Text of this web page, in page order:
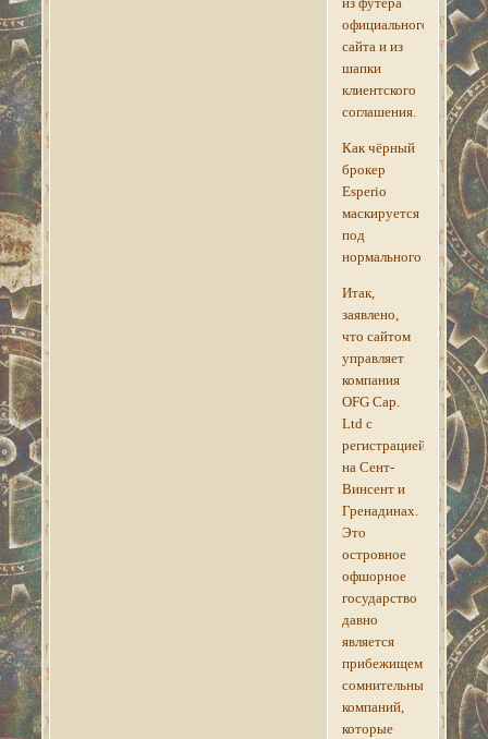
официального
сайта и из
шапки
клиентского
соглашения.
Как чёрный
брокер
Esperio
маскируется
под
нормального
Итак,
заявлено,
что сайтом
управляет
компания
OFG Cap.
Ltd с
регистрацией
на Сент-
Винсент и
Гренадинах.
Это
островное
офшорное
государство
давно
является
прибежищем
сомнительных
компаний,
которые